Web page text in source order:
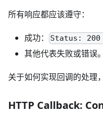
所有响应都应该遵守：
成功： Status: 200
其他代表失败或错误。
关于如何实现回调的处理
HTTP Callback: